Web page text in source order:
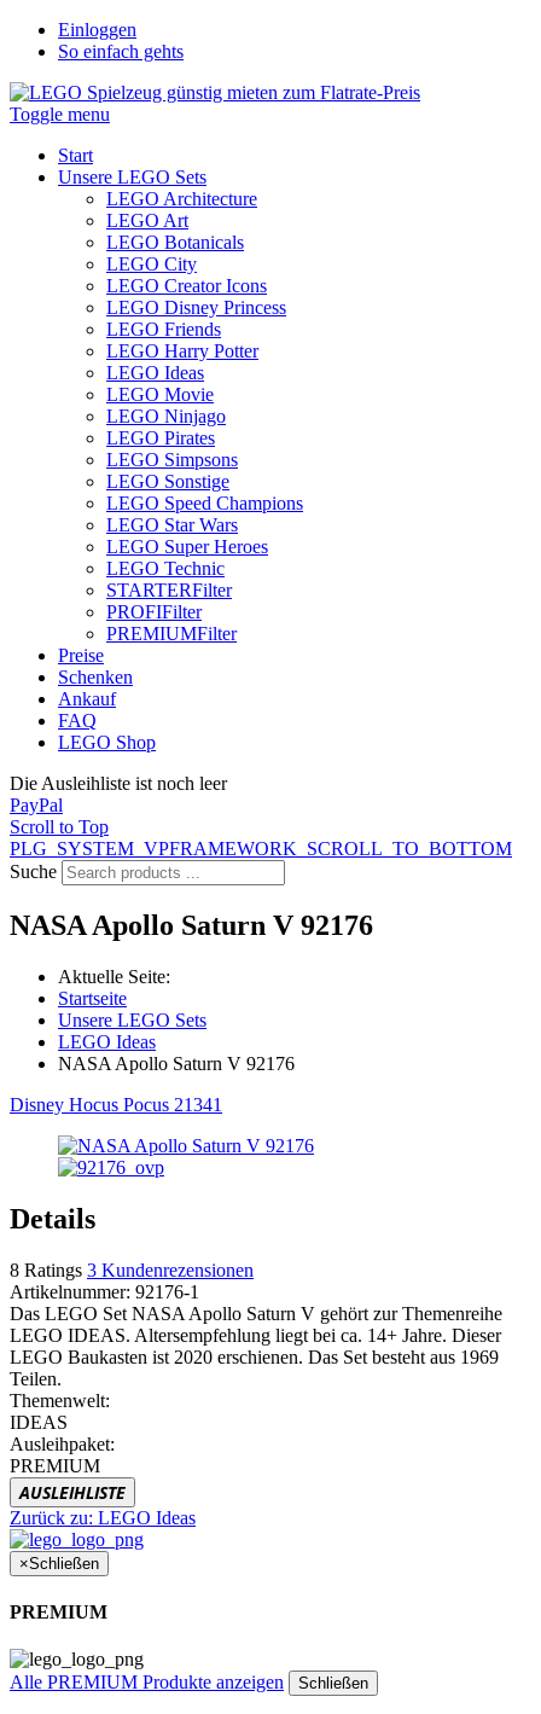
Einloggen
So einfach gehts
Toggle menu
Start
Unsere LEGO Sets
LEGO Architecture
LEGO Art
LEGO Botanicals
LEGO City
LEGO Creator Icons
LEGO Disney Princess
LEGO Friends
LEGO Harry Potter
LEGO Ideas
LEGO Movie
LEGO Ninjago
LEGO Pirates
LEGO Simpsons
LEGO Sonstige
LEGO Speed Champions
LEGO Star Wars
LEGO Super Heroes
LEGO Technic
STARTERFilter
PROFIFilter
PREMIUMFilter
Preise
Schenken
Ankauf
FAQ
LEGO Shop
Die Ausleihliste ist noch leer
PayPal
Scroll to Top
PLG_SYSTEM_VPFRAMEWORK_SCROLL_TO_BOTTOM
Suche
NASA Apollo Saturn V 92176
Aktuelle Seite:
Startseite
Unsere LEGO Sets
LEGO Ideas
NASA Apollo Saturn V 92176
Disney Hocus Pocus 21341
Details
8 Ratings 3 Kundenrezensionen
Artikelnummer: 92176-1
Das LEGO Set NASA Apollo Saturn V gehört zur Themenreihe
LEGO IDEAS. Altersempfehlung liegt bei ca. 14+ Jahre. Dieser
LEGO Baukasten ist 2020 erschienen. Das Set besteht aus 1969
Teilen.
Themenwelt:
IDEAS
Ausleihpaket:
PREMIUM
AUSLEIHLISTE
Zurück zu: LEGO Ideas
×Schließen
PREMIUM
Alle PREMIUM Produkte anzeigen Schließen